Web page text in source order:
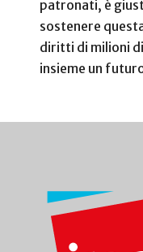
patronati, è
sostenere
diritti di milioni
insieme un